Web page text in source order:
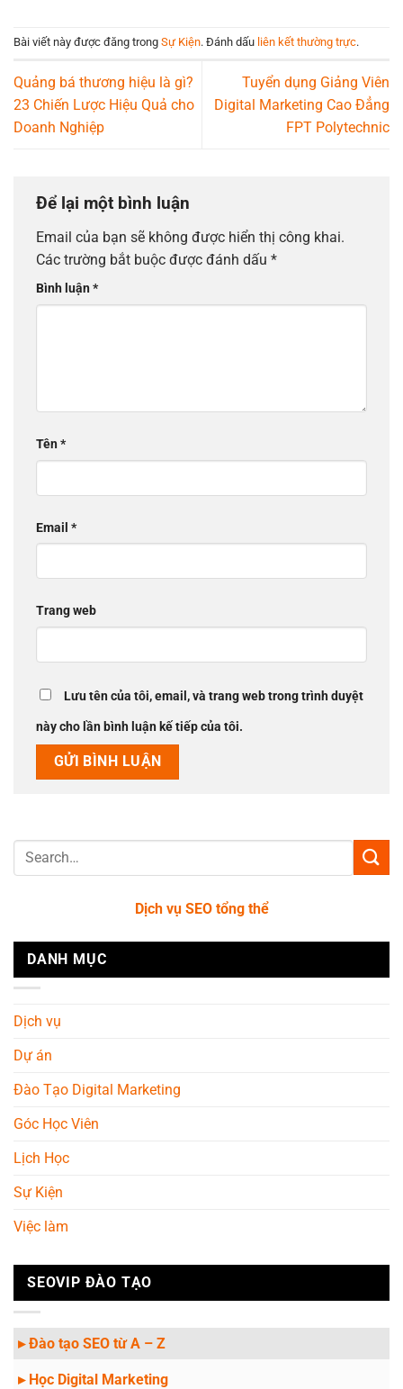
Bài viết này được đăng trong Sự Kiện. Đánh dấu liên kết thường trực.
Quảng bá thương hiệu là gì?
23 Chiến Lược Hiệu Quả cho
Doanh Nghiệp
Tuyển dụng Giảng Viên
Digital Marketing Cao Đẳng
FPT Polytechnic
Để lại một bình luận
Email của bạn sẽ không được hiển thị công khai.
Các trường bắt buộc được đánh dấu *
Bình luận*
Tên*
Email *
Trang web
Lưu tên của tôi, email, và trang web trong trình duyệt
này cho lần bình luận kế tiếp của tôi.
Dịch vụ SEO tổng thể
DANH MỤC
Dịch vụ
Dự án
Đào Tạo Digital Marketing
Góc Học Viên
Lịch Học
Sự Kiện
Việc làm
SEOVIP ĐÀO TẠO
▸ Đào tạo SEO từ A – Z
▸ Học Digital Marketing